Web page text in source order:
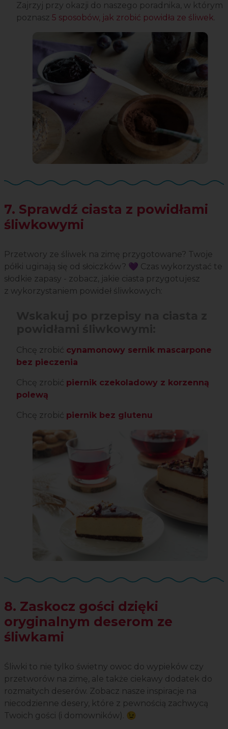
Zajrzyj przy okazji do naszego poradnika, w którym
poznasz 5 sposobów, jak zrobić powidła ze śliwek.
7. Sprawdź ciasta z powidłami
śliwkowymi
Przetwory ze śliwek na zimę przygotowane? Twoje
półki uginają się od słoiczków? 💜 Czas wykorzystać te
słodkie zapasy - zobacz, jakie ciasta przygotujesz
z wykorzystaniem powideł śliwkowych:
Chcę zrobić cynamonowy sernik mascarpone
bez pieczenia
Chcę zrobić piernik czekoladowy z korzenną
polewą
Chcę zrobić piernik bez glutenu
8. Zaskocz gości dzięki
oryginalnym deserom ze
śliwkami
Śliwki to nie tylko świetny owoc do wypieków czy
przetworów na zimę, ale także ciekawy dodatek do
rozmaitych deserów. Zobacz nasze inspiracje na
niecodzienne desery, które z pewnością zachwycą
Twoich gości (i domowników). 😉